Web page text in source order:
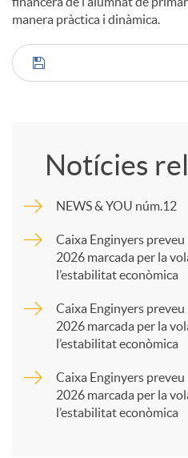
manera pràctica i dinàmica.
C
m
p
Notícies
NEWS & YOU núm.12
Caixa Enginyers
2026 marcada per la
l’estabilitat econòmica
Caixa Enginyers
2026 marcada per la
l’estabilitat econòmica
Caixa Enginyers
2026 marcada per la
l’estabilitat econòmica